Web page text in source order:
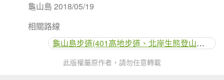
龜山島 2018/05/19
相關路線
龜山島步道(401高地步道、北岸生態登山步道、毛柿步道、環湖步道)
此版權屬原作者，請勿任意轉載